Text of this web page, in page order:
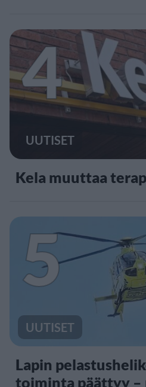
4
UUTISET
Kela muuttaa
5
UUTISET
Lapin
toiminta päättyy –